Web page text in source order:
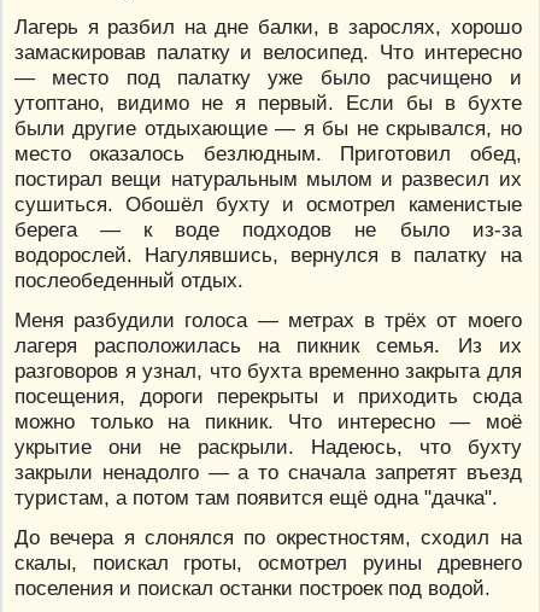
Лагерь я разбил на дне балки, в зарослях, хорошо
замаскировав палатку и велосипед. Что интересно
— место под палатку уже было расчищено и
утоптано, видимо не я первый. Если бы в бухте
были другие отдыхающие — я бы не скрывался, но
место оказалось безлюдным. Приготовил обед,
постирал вещи натуральным мылом и развесил их
сушиться. Обошёл бухту и осмотрел каменистые
берега — к воде подходов не было из-за
водорослей. Нагулявшись, вернулся в палатку на
послеобеденный отдых.
Меня разбудили голоса — метрах в трёх от моего
лагеря расположилась на пикник семья. Из их
разговоров я узнал, что бухта временно закрыта для
посещения, дороги перекрыты и приходить сюда
можно только на пикник. Что интересно — моё
укрытие они не раскрыли. Надеюсь, что бухту
закрыли ненадолго — а то сначала запретят въезд
туристам, а потом там появится ещё одна "дачка".
До вечера я слонялся по окрестностям, сходил на
скалы, поискал гроты, осмотрел руины древнего
поселения и поискал останки построек под водой.